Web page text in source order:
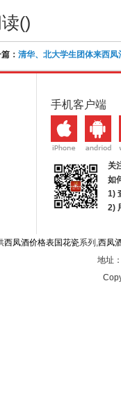
()
： 清华、北大学生团体来西
手机客户端
关
如
1)
2)
西凤酒价格表国花瓷系列,西凤
地址